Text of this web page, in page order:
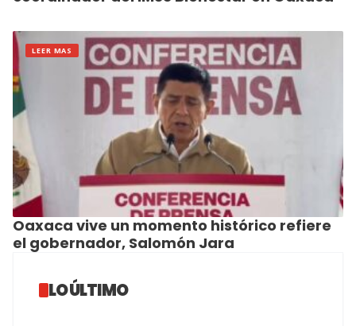
LEER MAS
Oaxaca vive un momento histórico refiere
el gobernador, Salomón Jara
LO ÚLTIMO